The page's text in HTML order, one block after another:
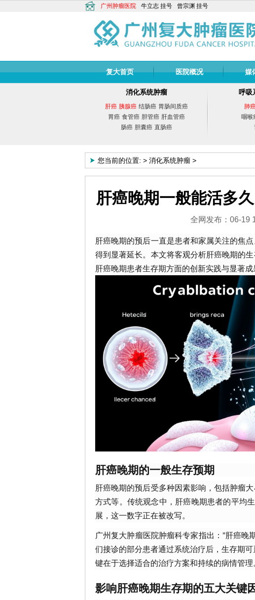
广州肿瘤医院 牛立志 挂号 曾宗渊 挂号
复大首页 医院概况 媒
消化系统肿瘤
肝癌 胰腺癌 结肠癌 胃肠间质癌
胃癌 食管癌 胆管癌 肝血管癌
肠癌 胆囊癌 直肠癌
呼吸
肺
咽喉
您当前的位置: > 消化系统肿瘤 >
肝癌晚期一般能活多
全网发布：06-19
肝癌晚期的预后一直是患者和家属关注的焦
得到显著延长。本文将客观分析肝癌晚期的
肝癌晚期患者生存期方面的创新实践与显著成
肝癌晚期的一般生存预期
肝癌晚期的预后受多种因素影响，包括肿瘤
方式等。传统观念中，肝癌晚期患者的平均
展，这一数字正在被改写。
广州复大肿瘤医院肿瘤科专家指出："肝癌
们接诊的部分患者通过系统治疗后，生存期
键在于选择适合的治疗方案和持续的病情管理
影响肝癌晚期生存期的五大关键
第四军医大学胸心
导师...详细>>